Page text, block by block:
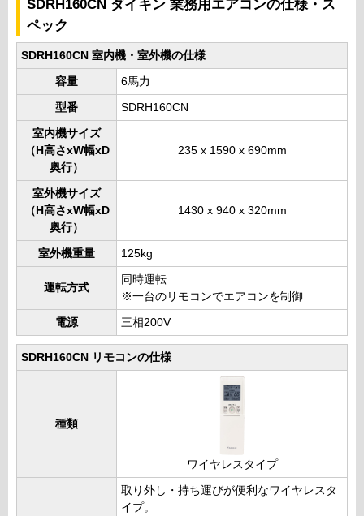
SDRH160CN ダイキン 業務用エアコンの仕様・ス
ペック
SDRH160CN 室内機・室外機の仕様
容量 6馬力
型番 SDRH160CN
室内機サイズ
（H高さxW幅xD
奥行）
235 x 1590 x 690mm
室外機サイズ
（H高さxW幅xD
奥行）
1430 x 940 x 320mm
室外機重量 125kg
運転方式
同時運転
※一台のリモコンでエアコンを制御
電源 三相200V
SDRH160CN リモコンの仕様
種類
ワイヤレスタイプ
取り外し・持ち運びが便利なワイヤレスタ
イプ。